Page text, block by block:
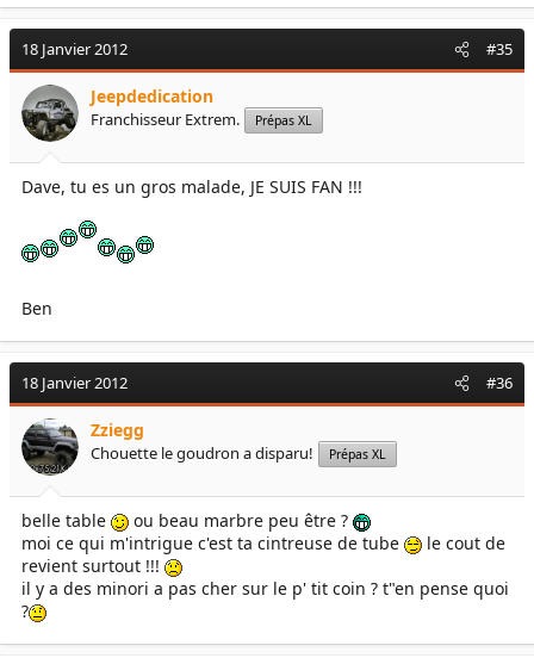
18 Janvier 2012 #35
Jeepdedication
Franchisseur Extrem. Prépas XL
Dave, tu es un gros malade, JE SUIS FAN !!!
Ben
18 Janvier 2012 #36
Zziegg
Chouette le goudron a disparu! Prépas XL
belle table
ou beau marbre peu être ?
moi ce qui m'intrigue c'est ta cintreuse de tube
le cout de
revient surtout !!!
il y a des minori a pas cher sur le p' tit coin ? t"en pense quoi
?